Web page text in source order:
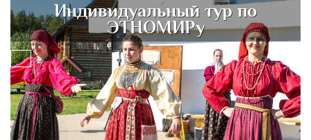
Индивидуальный тур по
ЭТНОМИРу